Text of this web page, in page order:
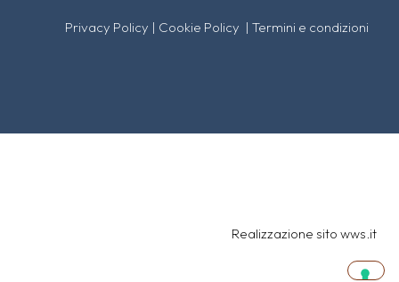
Privacy Policy | Cookie Policy |Termini e condizioni
Realizzazione sito wws.it